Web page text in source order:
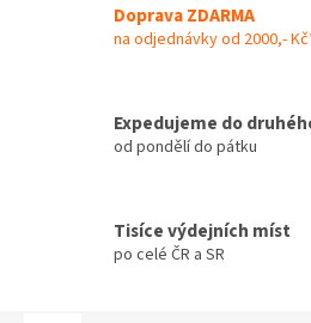
Doprava ZDARMA
na odjednávky od 2000,-
Expedujeme do
od pondělí do pátku
Tisíce výdejních míst
po celé ČR a SR